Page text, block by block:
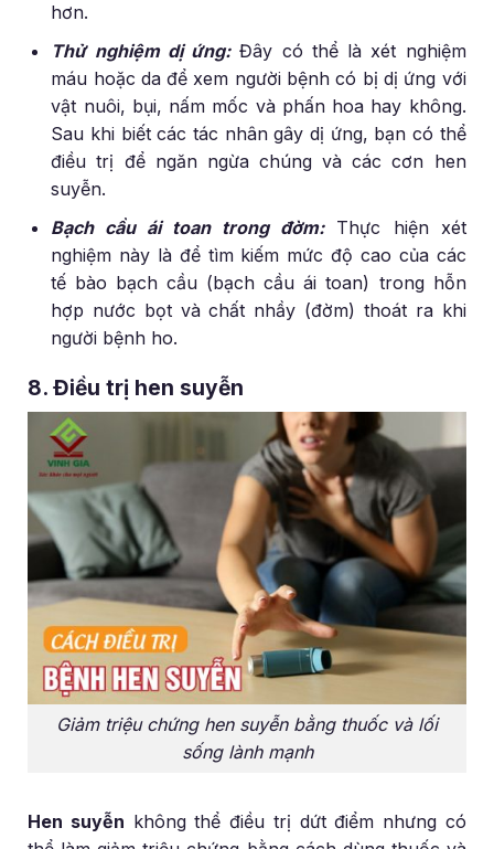
hơn.
Thử nghiệm dị ứng:Đây có thể là xét nghiệm
máu hoặc da để xem người bệnh có bị dị ứng với
vật nuôi, bụi, nấm mốc và phấn hoa hay không.
Sau khi biết các tác nhân gây dị ứng, bạn có thể
điều trị để ngăn ngừa chúng và các cơn hen
suyễn.
Bạch cầu ái toan trong đờm: Thực hiện xét
nghiệm này là để tìm kiếm mức độ cao của các
tế bào bạch cầu (bạch cầu ái toan) trong hỗn
hợp nước bọt và chất nhầy (đờm) thoát ra khi
người bệnh ho.
8. Điều trị hen suyễn
Giảm triệu chứng hen suyễn bằng thuốc và lối
sống lành mạnh
Hen suyễn không thể điều trị dứt điểm nhưng có